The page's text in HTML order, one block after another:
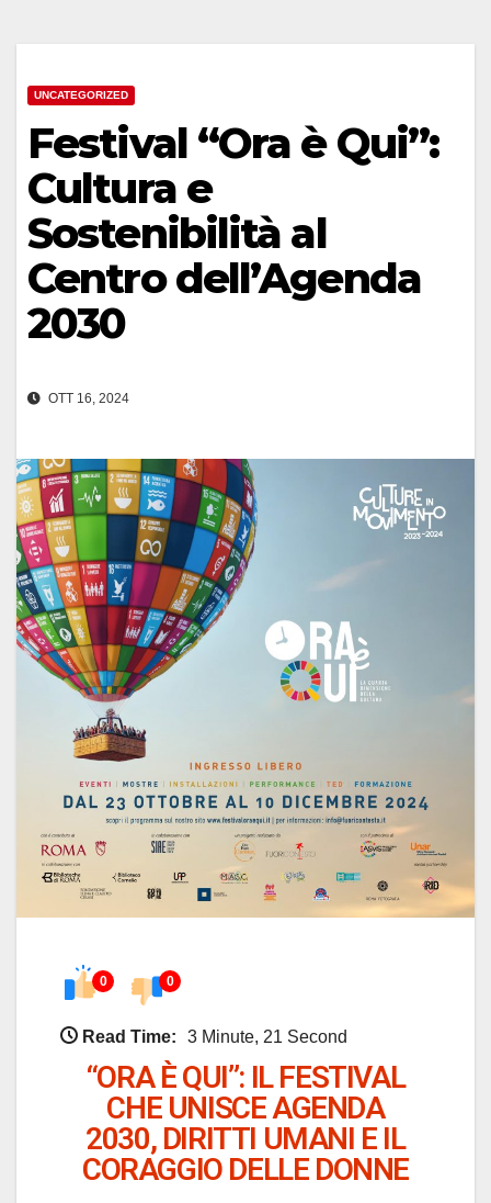
UNCATEGORIZED
Festival “Ora è Qui”:
Cultura e
Sostenibilità al
Centro dell’Agenda
2030
OTT 16, 2024
0 0
Read Time: 3 Minute, 21 Second
“ORA È QUI”: IL FESTIVAL
CHE UNISCE AGENDA
2030, DIRITTI UMANI E IL
CORAGGIO DELLE DONNE